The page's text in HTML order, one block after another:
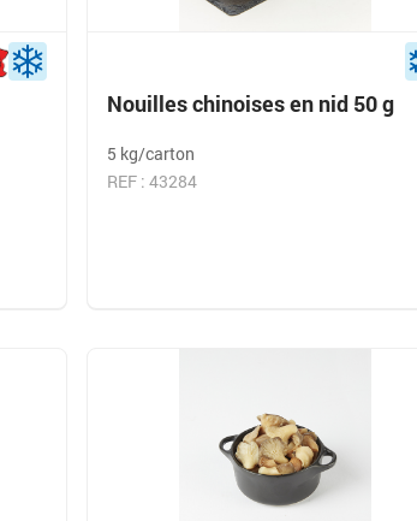
Nouilles chinoises en nid 50 g
5 kg/carton
REF : 43284